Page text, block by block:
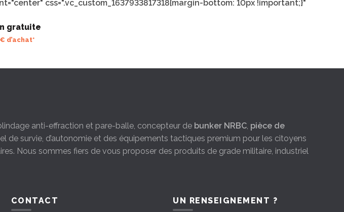
css=".vc_custom_1637933817318{margin-bottom: 10px !important;}"
gratuite
d’achat*
anti-effraction et pare-balle, concepteur de bunker NRBC, pièce de
survie, d’autonomie et des équipements tactiques premium pour les citoyens
Nous sommes fiers de vous proposer des produits de grade militaire, industriel
CONTACT UN RENSEIGNEMENT ?